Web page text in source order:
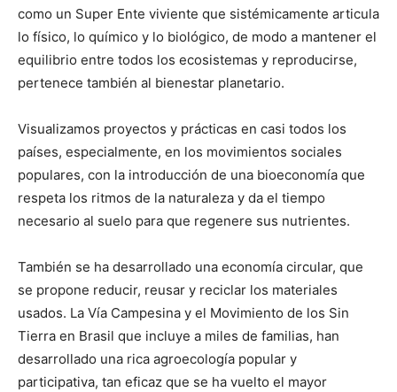
como un Super Ente viviente que sistémicamente articula
lo físico, lo químico y lo biológico, de modo a mantener el
equilibrio entre todos los ecosistemas y reproducirse,
pertenece también al bienestar planetario.
Visualizamos proyectos y prácticas en casi todos los
países, especialmente, en los movimientos sociales
populares, con la introducción de una bioeconomía que
respeta los ritmos de la naturaleza y da el tiempo
necesario al suelo para que regenere sus nutrientes.
También se ha desarrollado una economía circular, que
se propone reducir, reusar y reciclar los materiales
usados. La Vía Campesina y el Movimiento de los Sin
Tierra en Brasil que incluye a miles de familias, han
desarrollado una rica agroecología popular y
participativa, tan eficaz que se ha vuelto el mayor